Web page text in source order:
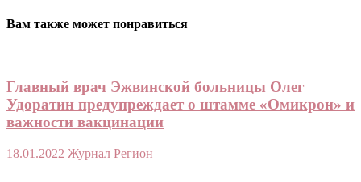
Вам также может понравиться
Главный врач Эжвинской больницы Олег
Удоратин предупреждает о штамме «Омикрон» и
важности вакцинации
18.01.2022 Журнал Регион